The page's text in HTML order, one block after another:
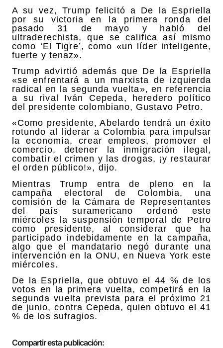
A su vez, Trump felicitó a De la Espriella
por su victoria en la primera ronda del
pasado 31 de mayo y habló del
ultraderechista, que se califica así mismo
como ‘El Tigre’, como «un líder inteligente,
fuerte y tenaz».
Trump advirtió además que De la Espriella
«se enfrentará a un marxista de izquierda
radical en la segunda vuelta», en referencia
a su rival Iván Cepeda, heredero político
del presidente colombiano, Gustavo Petro.
«Como presidente, Abelardo tendrá un éxito
rotundo al liderar a Colombia para impulsar
la economía, crear empleos, promover el
comercio, detener la inmigración ilegal,
combatir el crimen y las drogas, ¡y restaurar
el orden público!», dijo.
Mientras Trump entra de pleno en la
campaña electoral de Colombia, una
comisión de la Cámara de Representantes
del país suramericano ordenó este
miércoles la suspensión temporal de Petro
como presidente, al considerar que ha
participado indebidamente en la campaña,
algo que el mandatario negó durante una
intervención en la ONU, en Nueva York este
miércoles.
De la Espriella, que obtuvo el 44 % de los
votos en la primera vuelta, competirá en la
segunda vuelta prevista para el próximo 21
de junio, contra Cepeda, quien obtuvo el 41
% de los sufragios.
Compartir esta publicación: